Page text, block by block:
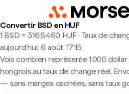
Convertir BSD en HUF
1 BSD ≈ 316,5460 HUF · Taux de
aujourd’hui, 6 août, 17:15
Vois combien représente 1 000
hongrois au taux de change réel.
— sans marges cachées, sans taux